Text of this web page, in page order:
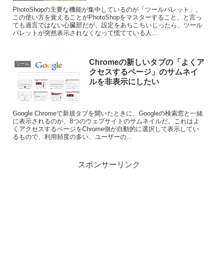
PhotoShopの主要な機能が集中しているのが「ツールパレット」。
この使い方を覚えることがPhotoShopをマスターすること、と言っ
ても過言ではない心臓部だが、設定をあちこちいじったら、ツール
パレットが突然表示されなくなって慌てている人...
ツール
Chromeの新しいタブの「よくア
クセスするページ」のサムネイ
ルを非表示にしたい
Google Chromeで新規タブを開いたときに、Googleの検索窓と一緒
に表示されるのが、8つのウェブサイトのサムネイルだ。これはよ
くアクセスするページをChrome側が自動的に選択して表示してい
るもので、利用頻度の多い、ユーザーの...
スポンサーリンク